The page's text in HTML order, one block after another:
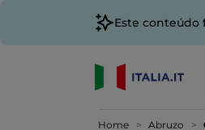
Este conteúdo
Home Abruzo